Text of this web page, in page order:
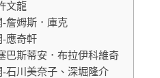
文龍
詹姆斯．庫克
-應奇軒
巴斯蒂安．布拉伊科維奇
石川美奈子、深堀隆介